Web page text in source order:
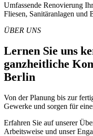
Umfassende Renovierung
Fliesen, Sanitäranlagen und
ÜBER UNS
Lernen Sie uns
ganzheitliche
Berlin
Von der Planung bis zur
Gewerke und sorgen für
Erfahren Sie auf unserer
Arbeitsweise und unser